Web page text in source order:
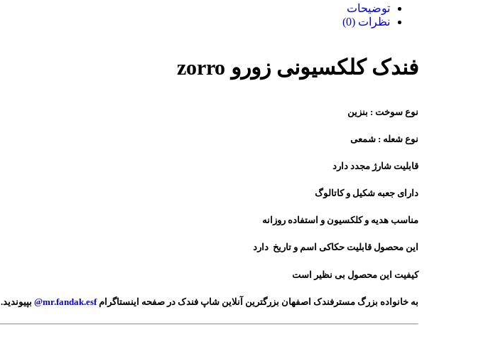
توضیحات
نظرات (0)
فندک کلکسیونی زورو zorro
نوع سوخت : بنزین
نوع شعله : شمعی
قابلیت شارژ مجدد دارد
دارای جعبه شکیل و کاتالوگ
مناسب هدیه و کلکسیون و استفاده روزانه
این محصول قابلیت حکاکی اسم و تاریخ دارد
کیفیت این محصول بی نظیر است
به خانواده بزرگ مسترفندک اصفهان بزرگترین آنلاین شاپ فندک در صفحه اینستاگرام mr.fandak.esf@ بپیوندید.